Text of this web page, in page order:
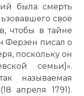
была смерть
своё
чтобы в тайне
Ферзен писал о
поскольку он
семьи]».
называемая
апреля 1791).